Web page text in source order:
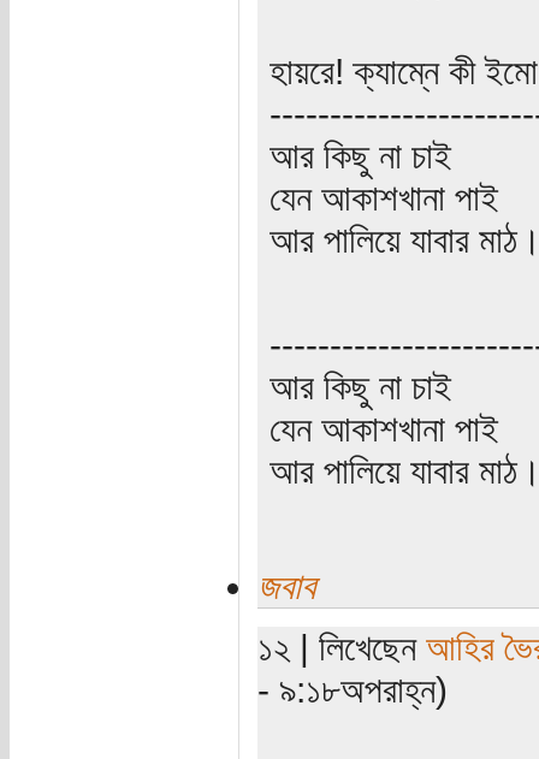
হায়রে! ক্যাম্নে কী ইমো
আর কিছু না চাই
যেন আকাশখানা পাই
আর পালিয়ে যাবার
আর কিছু না চাই
যেন আকাশখানা পাই
আর পালিয়ে যাবার
জবাব
১২ | লিখেছেন আহির
- ৯:১৮অপরাহ্ন)